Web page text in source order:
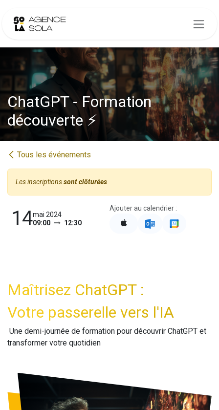
ChatGPT - Formation
découverte ⚡️
Tous les événements
Les inscriptionssont clôturées
14mai 2024
09:00
12:30
Ajouter au calendrier :
Maîtrisez ChatGPT :
Votre passerelle vers l'IA
Une demi-journée de formation pour découvrir ChatGPT et
transformer votre quotidien